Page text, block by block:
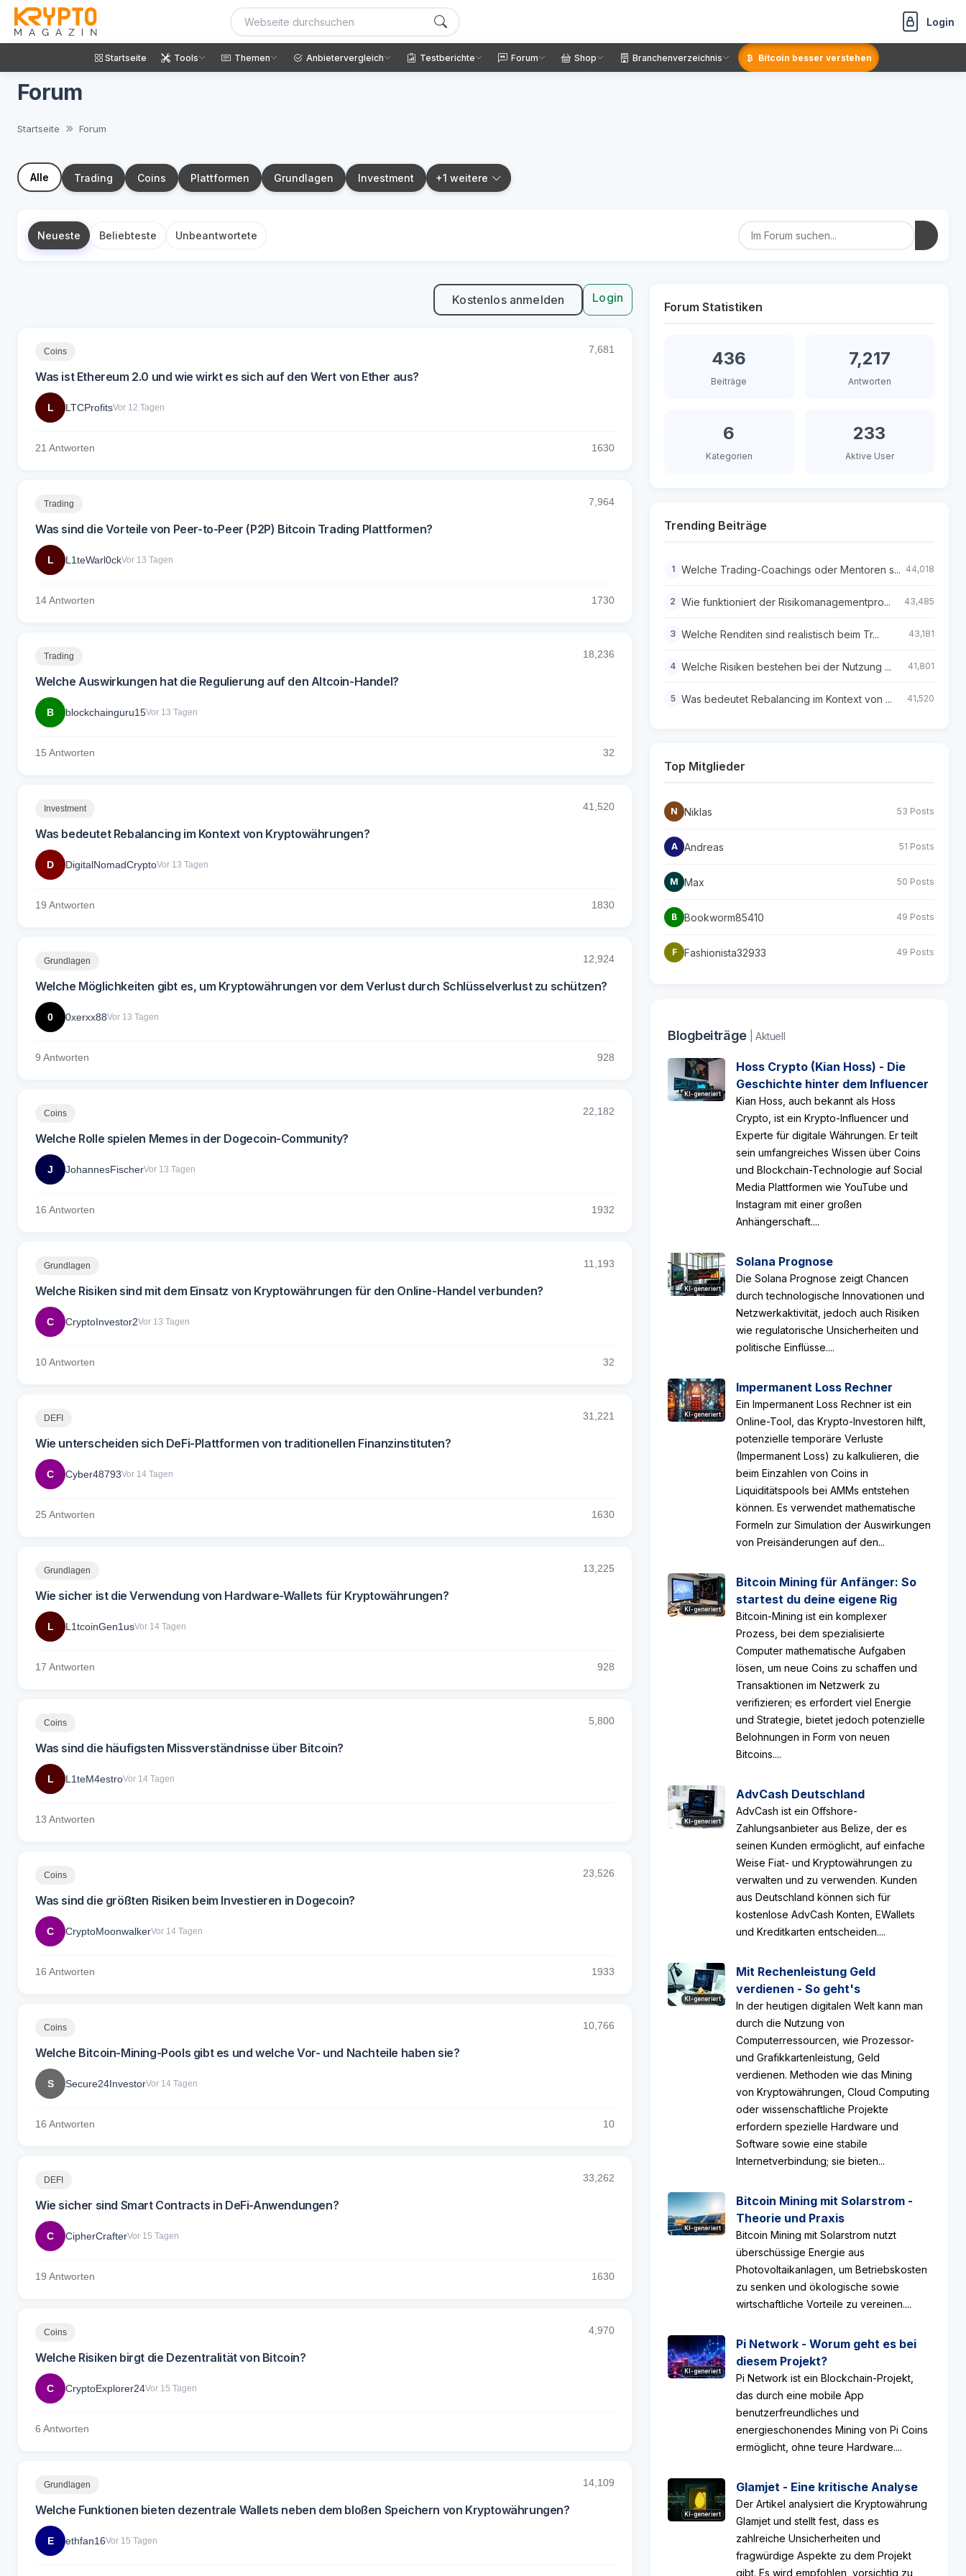
Login
Startseite Tools Themen Anbietervergleich Testberichte Forum Shop Branchenverzeichnis Bitcoin besser verstehen
Forum
Startseite Forum
Alle Trading Coins Plattformen Grundlagen Investment +1 weitere
Neueste Beliebteste Unbeantwortete
Kostenlos anmelden Login
Coins 7,681
Was ist Ethereum 2.0 und wie wirkt es sich auf den Wert von Ether aus?
L LTCProfitsVor 12 Tagen
21 Antworten 1630
Trading 7,964
Was sind die Vorteile von Peer-to-Peer (P2P) Bitcoin Trading Plattformen?
L L1teWarl0ckVor 13 Tagen
14 Antworten 1730
Trading 18,236
Welche Auswirkungen hat die Regulierung auf den Altcoin-Handel?
B blockchainguru15Vor 13 Tagen
15 Antworten 32
Investment 41,520
Was bedeutet Rebalancing im Kontext von Kryptowährungen?
D DigitalNomadCryptoVor 13 Tagen
19 Antworten 1830
Grundlagen 12,924
Welche Möglichkeiten gibt es, um Kryptowährungen vor dem Verlust durch Schlüsselverlust zu schützen?
0 0xerxx88Vor 13 Tagen
9 Antworten 928
Coins 22,182
Welche Rolle spielen Memes in der Dogecoin-Community?
J JohannesFischerVor 13 Tagen
16 Antworten 1932
Grundlagen 11,193
Welche Risiken sind mit dem Einsatz von Kryptowährungen für den Online-Handel verbunden?
C CryptoInvestor2Vor 13 Tagen
10 Antworten 32
DEFI 31,221
Wie unterscheiden sich DeFi-Plattformen von traditionellen Finanzinstituten?
C Cyber48793Vor 14 Tagen
25 Antworten 1630
Grundlagen 13,225
Wie sicher ist die Verwendung von Hardware-Wallets für Kryptowährungen?
L L1tcoinGen1usVor 14 Tagen
17 Antworten 928
Coins 5,800
Was sind die häufigsten Missverständnisse über Bitcoin?
L L1teM4estroVor 14 Tagen
13 Antworten
Coins 23,526
Was sind die größten Risiken beim Investieren in Dogecoin?
C CryptoMoonwalkerVor 14 Tagen
16 Antworten 1933
Coins 10,766
Welche Bitcoin-Mining-Pools gibt es und welche Vor- und Nachteile haben sie?
S Secure24InvestorVor 14 Tagen
16 Antworten 10
DEFI 33,262
Wie sicher sind Smart Contracts in DeFi-Anwendungen?
C CipherCrafterVor 15 Tagen
19 Antworten 1630
Coins 4,970
Welche Risiken birgt die Dezentralität von Bitcoin?
C CryptoExplorer24Vor 15 Tagen
6 Antworten
Grundlagen 14,109
Welche Funktionen bieten dezentrale Wallets neben dem bloßen Speichern von Kryptowährungen?
E ethfan16Vor 15 Tagen
Forum Statistiken
436
Beiträge
7,217
Antworten
6
Kategorien
233
Aktive User
Trending Beiträge
1 Welche Trading-Coachings oder Mentoren s... 44,018
2 Wie funktioniert der Risikomanagementpro... 43,485
3 Welche Renditen sind realistisch beim Tr... 43,181
4 Welche Risiken bestehen bei der Nutzung ... 41,801
5 Was bedeutet Rebalancing im Kontext von ... 41,520
Top Mitglieder
N Niklas 53 Posts
A Andreas 51 Posts
M Max 50 Posts
B Bookworm85410 49 Posts
F Fashionista32933 49 Posts
Blogbeiträge | Aktuell
KI-generiert
Hoss Crypto (Kian Hoss) - Die
Geschichte hinter dem Influencer
Kian Hoss, auch bekannt als Hoss
Crypto, ist ein Krypto-Influencer und
Experte für digitale Währungen. Er teilt
sein umfangreiches Wissen über Coins
und Blockchain-Technologie auf Social
Media Plattformen wie YouTube und
Instagram mit einer großen
Anhängerschaft....
KI-generiert
Solana Prognose
Die Solana Prognose zeigt Chancen
durch technologische Innovationen und
Netzwerkaktivität, jedoch auch Risiken
wie regulatorische Unsicherheiten und
politische Einflüsse....
KI-generiert
Impermanent Loss Rechner
Ein Impermanent Loss Rechner ist ein
Online-Tool, das Krypto-Investoren hilft,
potenzielle temporäre Verluste
(Impermanent Loss) zu kalkulieren, die
beim Einzahlen von Coins in
Liquiditätspools bei AMMs entstehen
können. Es verwendet mathematische
Formeln zur Simulation der Auswirkungen
von Preisänderungen auf den...
KI-generiert
Bitcoin Mining für Anfänger: So
startest du deine eigene Rig
Bitcoin-Mining ist ein komplexer
Prozess, bei dem spezialisierte
Computer mathematische Aufgaben
lösen, um neue Coins zu schaffen und
Transaktionen im Netzwerk zu
verifizieren; es erfordert viel Energie
und Strategie, bietet jedoch potenzielle
Belohnungen in Form von neuen
Bitcoins....
KI-generiert
AdvCash Deutschland
AdvCash ist ein Offshore-
Zahlungsanbieter aus Belize, der es
seinen Kunden ermöglicht, auf einfache
Weise Fiat- und Kryptowährungen zu
verwalten und zu verwenden. Kunden
aus Deutschland können sich für
kostenlose AdvCash Konten, EWallets
und Kreditkarten entscheiden....
KI-generiert
Mit Rechenleistung Geld
verdienen - So geht's
In der heutigen digitalen Welt kann man
durch die Nutzung von
Computerressourcen, wie Prozessor-
und Grafikkartenleistung, Geld
verdienen. Methoden wie das Mining
von Kryptowährungen, Cloud Computing
oder wissenschaftliche Projekte
erfordern spezielle Hardware und
Software sowie eine stabile
Internetverbindung; sie bieten...
KI-generiert
Bitcoin Mining mit Solarstrom -
Theorie und Praxis
Bitcoin Mining mit Solarstrom nutzt
überschüssige Energie aus
Photovoltaikanlagen, um Betriebskosten
zu senken und ökologische sowie
wirtschaftliche Vorteile zu vereinen....
KI-generiert
Pi Network - Worum geht es bei
diesem Projekt?
Pi Network ist ein Blockchain-Projekt,
das durch eine mobile App
benutzerfreundliches und
energieschonendes Mining von Pi Coins
ermöglicht, ohne teure Hardware....
KI-generiert
Glamjet - Eine kritische Analyse
Der Artikel analysiert die Kryptowährung
Glamjet und stellt fest, dass es
zahlreiche Unsicherheiten und
fragwürdige Aspekte zu dem Projekt
gibt. Es wird empfohlen, vorsichtig zu